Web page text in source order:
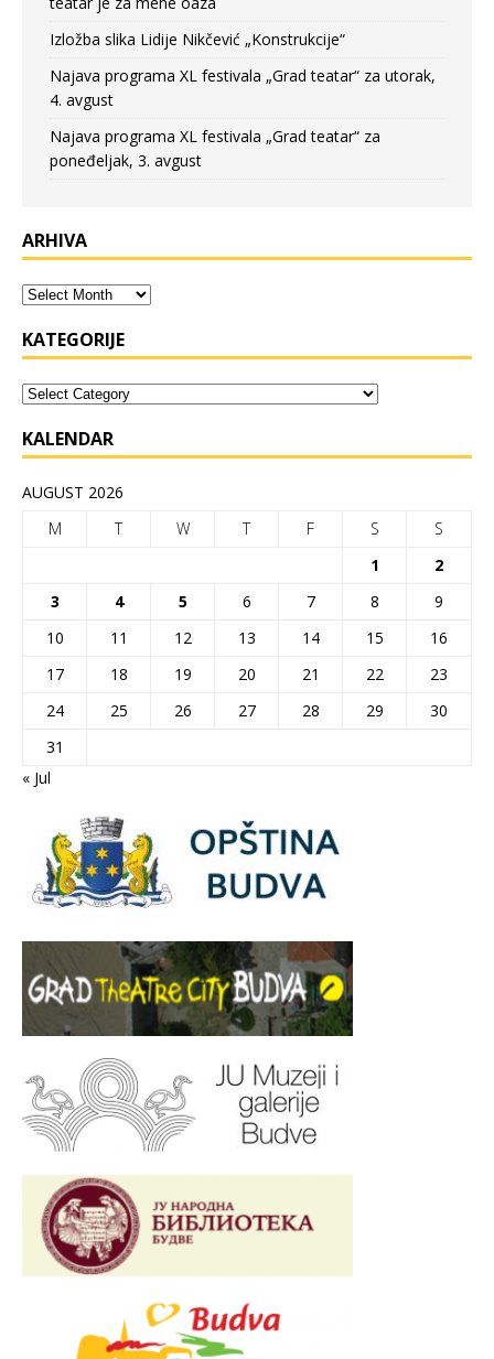
Izložba slika Lidije Nikčević „Konstrukcije“
Najava programa XL festivala „Grad teatar“ za utorak,
4. avgust
Najava programa XL festivala „Grad teatar“ za
poneđeljak, 3. avgust
ARHIVA
KATEGORIJE
KALENDAR
AUGUST 2026
M
T W T F S
S
1
2
3
4 5 6 7 8
9
10
11 12 13 14 15
16
17
18 19 20 21 22
23
24
25 26 27 28 29
30
31
« Jul